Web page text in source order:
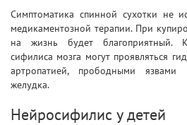
Симптоматика спинной сухотки не
медикаментозной терапии. При
на жизнь будет благоприятный.
сифилиса мозга могут проявляться
артропатией, прободными
желудка.
Нейросифилис у детей